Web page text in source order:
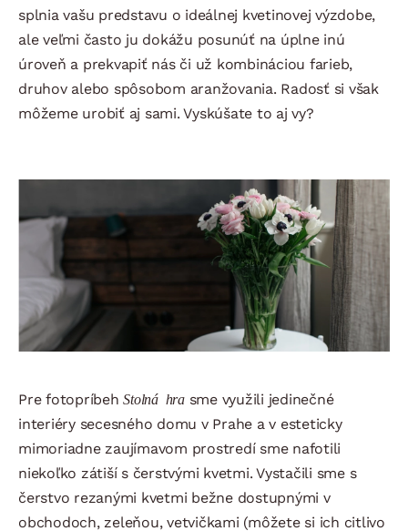
splnia vašu predstavu o ideálnej kvetinovej výzdobe,
ale veľmi často ju dokážu posunúť na úplne inú
úroveň a prekvapiť nás či už kombináciou farieb,
druhov alebo spôsobom aranžovania. Radosť si však
môžeme urobiť aj sami. Vyskúšate to aj vy?
Pre fotopríbehStolná hrasme využili jedinečné
interiéry secesného domu v Prahe a v esteticky
mimoriadne zaujímavom prostredí sme nafotili
niekoľko zátiší s čerstvými kvetmi. Vystačili sme s
čerstvo rezanými kvetmi bežne dostupnými v
obchodoch, zeleňou, vetvičkami (môžete si ich citlivo